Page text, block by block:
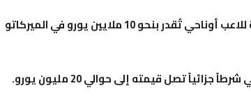
وتشير المصادر إلى أن القيمة السوقية الحالية للاعب أوناحي تُقدر بنحو 10 ملايين يورو في الميركاتو
تصل قيمته إلى حوالي 20 مليون يورو.